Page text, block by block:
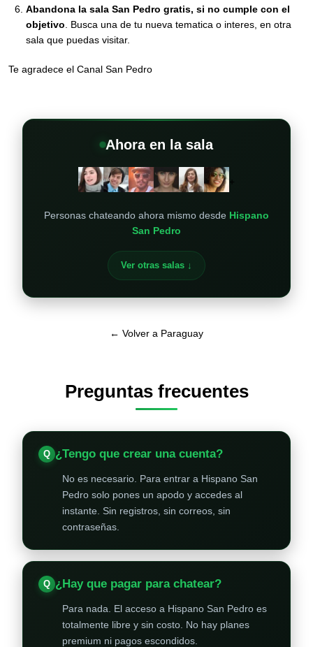
Abandona la sala San Pedro gratis, si no cumple con el
objetivo . Busca una de tu nueva tematica o interes, en otra
sala que puedas visitar.
Te agradece el Canal San Pedro
Ahora en la sala
Personas chateando ahora mismo desde Hispano
San Pedro
Ver otras salas ↓
← Volver a Paraguay
Preguntas frecuentes
¿Tengo que crear una cuenta?
No es necesario. Para entrar a Hispano San
Pedro solo pones un apodo y accedes al
instante. Sin registros, sin correos, sin
contraseñas.
¿Hay que pagar para chatear?
Para nada. El acceso a Hispano San Pedro es
totalmente libre y sin costo. No hay planes
premium ni pagos escondidos.